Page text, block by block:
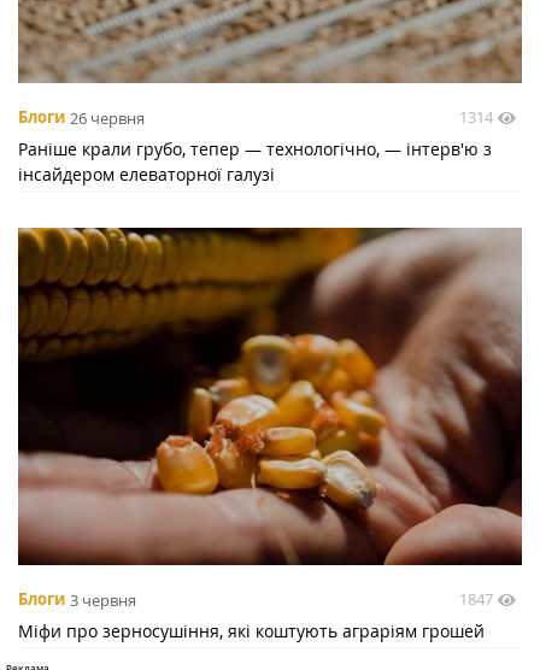
Блоги 26 червня 1314
Раніше крали грубо, тепер — технологічно, — інтерв'ю з
інсайдером елеваторної галузі
Блоги 3 червня 1847
Міфи про зерносушіння, які коштують аграріям грошей